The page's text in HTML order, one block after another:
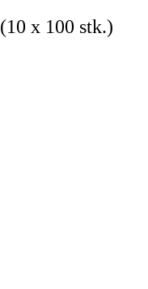
x 100 stk.)